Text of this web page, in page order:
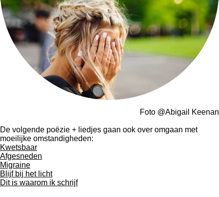
Foto @Abigail Keenan
De volgende poëzie + liedjes gaan ook over omgaan met
moeilijke omstandigheden:
Kwetsbaar
Afgesneden
Migraine
Blijf bij het licht
Dit is waarom ik schrijf